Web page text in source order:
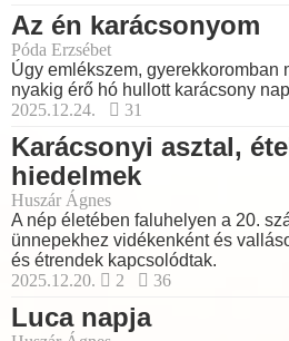
Az én karácsonyom
Póda Erzsébet
Úgy emlékszem, gyerekkoromban
nyakig érő hó hullott karácsony
2025.12.24.
31
Karácsonyi asztal,
hiedelmek
Huszár Ágnes
A nép életében faluhelyen a 20.
ünnepekhez vidékenként és
és étrendek kapcsolódtak.
2025.12.20.
2 36
Luca napja